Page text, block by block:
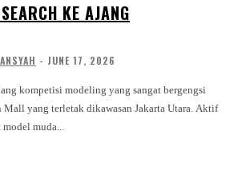
KE AJANG
- JUNE 17, 2026
kompetisi modeling yang sangat bergengsi
yang terletak dikawasan Jakarta Utara. Aktif
muda...